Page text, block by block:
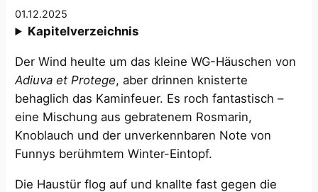
01.12.2025
Kapitelverzeichnis
Der Wind heulte um das kleine WG-Häuschen von
Adiuva et Protege, aber drinnen knisterte
behaglich das Kaminfeuer. Es roch fantastisch –
eine Mischung aus gebratenem Rosmarin,
Knoblauch und der unverkennbaren Note von
Funnys berühmtem Winter-Eintopf.
Die Haustür flog auf und knallte fast gegen die